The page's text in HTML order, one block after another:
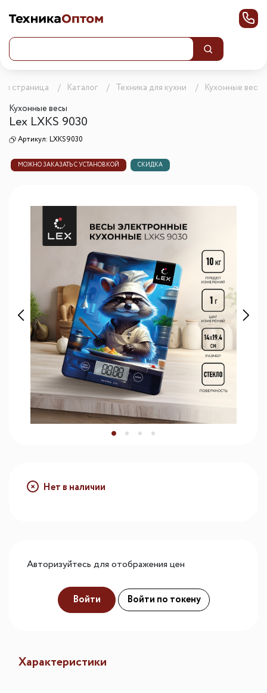
страница Каталог Техника для кухни
Кухонные весы
Кухонные весы
Lex LXKS 9030
Артикул: LXKS9030
МОЖНО ЗАКАЗАТЬ С УСТАНОВКОЙ СКИДКА
Нет в наличии
Авторизуйтесь для отображения цен
Войти Войти по токену
Характеристики